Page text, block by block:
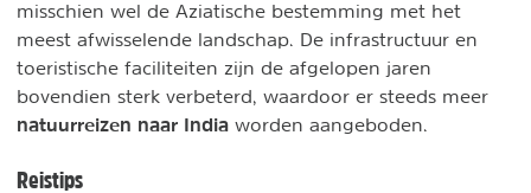
misschien wel de Aziatische bestemming met het
meest afwisselende landschap. De infrastructuur en
toeristische faciliteiten zijn de afgelopen jaren
bovendien sterk verbeterd, waardoor er steeds meer
natuurreizen naar India worden aangeboden.
Reistips